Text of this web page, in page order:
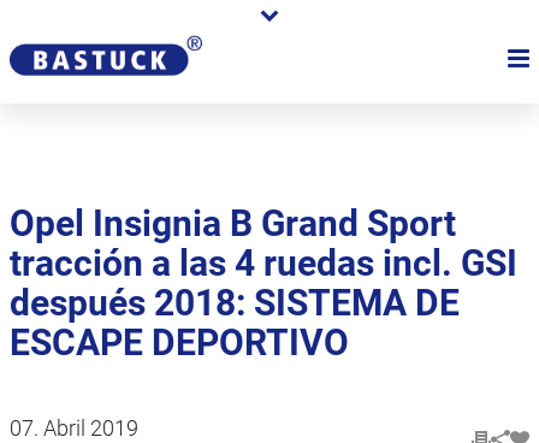
Opel Insignia B Grand Sport
tracción a las 4 ruedas incl. GSI
después 2018: SISTEMA DE
ESCAPE DEPORTIVO
07. Abril 2019